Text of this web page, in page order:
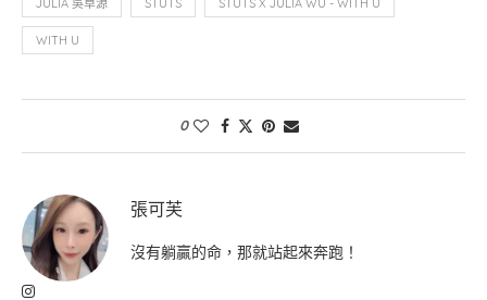
WITH U
0
張可芙
沒有躺贏的命，那就站起來奔跑！